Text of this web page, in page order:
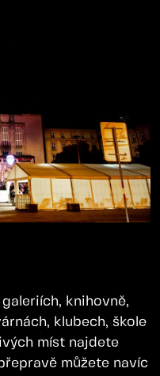
knihovně,
klubech, škole
míst najdete
můžete navíc